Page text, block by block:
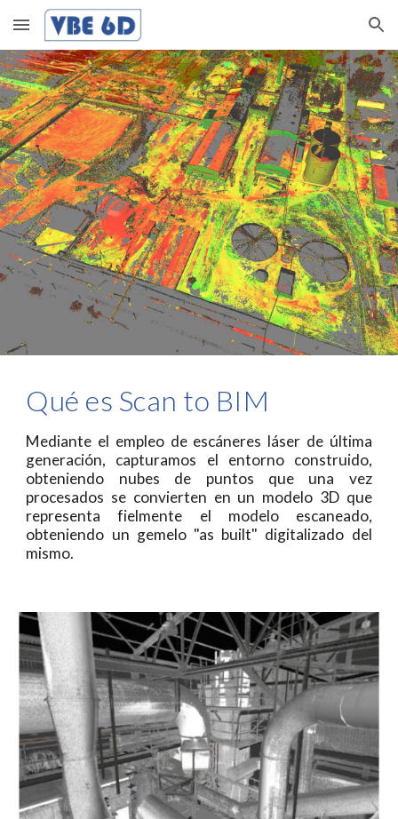
Skip to main content Skip to navigation
Qué es Scan to BIM
Mediante el empleo de escáneres láser de última
generación, capturamos el entorno construido,
obteniendo nubes de puntos que una vez
procesados se convierten en un modelo 3D que
representa fielmente el modelo escaneado,
obteniendo un gemelo "as built" digitalizado del
mismo.